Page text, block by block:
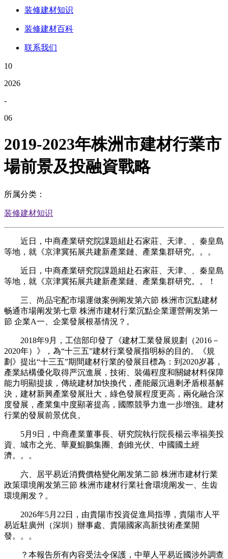
装修建材知识
装修建材百科
联系我们
10
2026
-
06
2019-2023年株洲市建材行業市
場前景及投融資戰略
所属分类：
装修建材知识
近日，中商產業研究院課題組赴石家莊、天津、、秦皇島
等地，就《京津冀拓展共建新產業鏈、產業集群研究。。。
近日，中商產業研究院課題組赴石家莊、天津、、秦皇島
等地，就《京津冀拓展共建新產業鏈、產業集群研究。。！
三、尚品宅配市場運做案例阐发第六節 株洲市沉點建材
畅通市場阐发第七章 株洲市建材行業沉點企業運營阐发第一
節 企業A一、企業發展根基情況？。
2018年9月，工信部印發了《建材工業發展規劃（2016－
2020年）》，為“十三五”建材行業發展指明标的目的。《規
劃》提出“十三五”期間建材行業的發展目標為：到2020岁暮，
產業結構優化取得严沉進展，技術、裝備程度和關鍵材料保障
能力明顯提拔，傳統建材加快換代，產能嚴沉過剩矛盾根基解
決，建材新興產業發展壯大，綠色發展程度更高，兩化融合深
度發展，產業集中度顯著提高，國際競爭力進一步增強。建材
行業的發展前景优良。
5月9日，中商產業董事長、研究院執行院長楊云率福美投
資、城市之光、華夏鯤鵬集團、創維光伏、中國國土經
濟。。。
六、居平易近消費價格變化阐发第二節 株洲市建材行業
政策環境阐发第三節 株洲市建材行業社會環境阐发一、生齿
環境阐发？。
2026年5月22日，由貴陽市投資促進局指導，貴陽市人平
易近駐廣州（深圳）辦事處、貴陽國家高新技術產業開
發。。。
？本報告所有內容受法令保護，中華人平易近國涉外調查